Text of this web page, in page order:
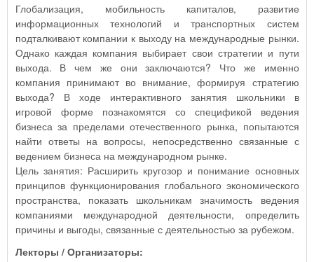
Глобализация, мобильность капиталов, развитие
информационных технологий и транспортных систем
подталкивают компании к выходу на международные рынки.
Однако каждая компания выбирает свои стратегии и пути
выхода. В чем же они заключаются? Что же именно
компания принимают во внимание, формируя стратегию
выхода? В ходе интерактивного занятия школьники в
игровой форме познакомятся со спецификой ведения
бизнеса за пределами отечественного рынка, попытаются
найти ответы на вопросы, непосредственно связанные с
ведением бизнеса на международном рынке.
Цель занятия: Расширить кругозор и понимание основных
принципов функционирования глобального экономического
пространства, показать школьникам значимость ведения
компаниями международной деятельности, определить
причины и выгоды, связанные с деятельностью за рубежом.
Лекторы / Организаторы: